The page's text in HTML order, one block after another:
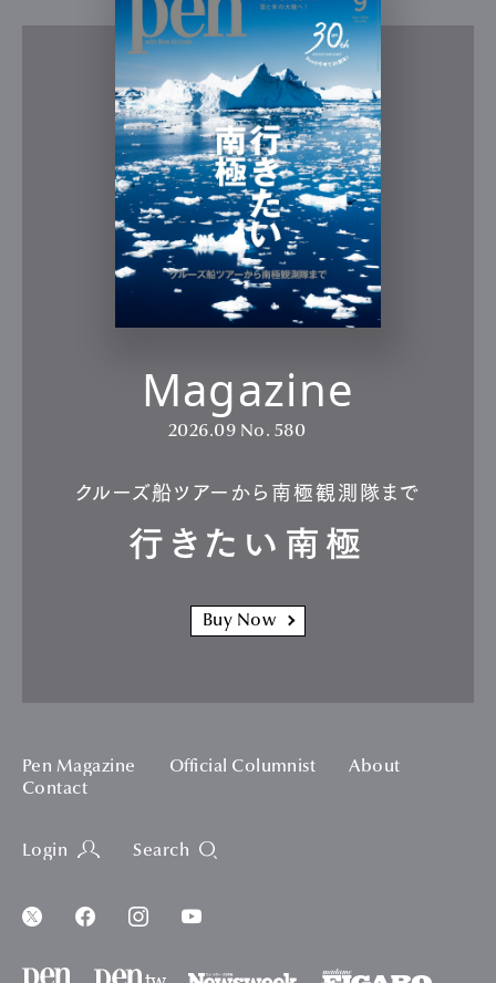
Magazine
2026.09 No. 580
クルーズ船ツアーから南極観測隊まで
行きたい南極
Buy Now
Pen Magazine Official Columnist
About
Contact
Login Search